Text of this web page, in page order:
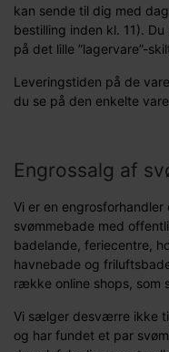
kan sende til dig med
bestilling inden kl. 11).
på det lille ”lagervare”-
Leveringstiden på de
du se på den enkelte
Engrossalg af
Vi er en
svømmebade med
badelande, feriecentre,
havnebade og
række online shops, som
Vi sælger desværre ikke
og har fundet et par